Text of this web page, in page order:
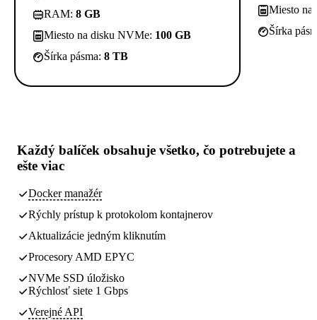
RAM: 8 GB
Miesto na disku NVMe: 100 GB
Šírka pásma: 8 TB
Miesto
Šírka
Každý balíček obsahuje všetko, čo potrebujete a
ešte viac
Docker manažér
Rýchly prístup k protokolom kontajnerov
Aktualizácie jedným kliknutím
Procesory AMD EPYC
NVMe SSD úložisko
Rýchlosť siete 1 Gbps
Verejné API